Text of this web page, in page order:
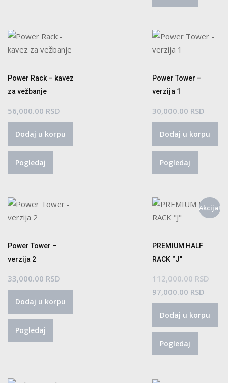
Power Rack – kavez
za vežbanje
56,000.00 RSD
Dodaj u korpu
Pogledaj
Power Tower –
verzija 1
30,000.00 RSD
Dodaj u korpu
Pogledaj
Power Tower –
verzija 2
33,000.00 RSD
Dodaj u korpu
Pogledaj
Akcija!
PREMIUM HALF
RACK “J”
112,000.00RSD
je
bila:
97,000.00 RSD
cena
je:
Dodaj u korpu
Pogledaj